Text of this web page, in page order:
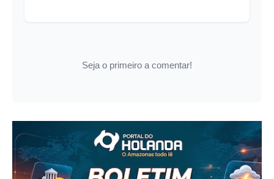
Seja o primeiro a comentar!